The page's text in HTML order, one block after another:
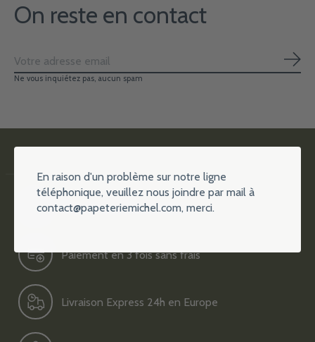
On reste en contact
Ne vous inquiétez pas, aucun spam
Plus de 15000 références
Paiement en 3 fois sans frais
Livraison Express 24h en Europe
En raison d'un problème sur notre ligne
téléphonique, veuillez nous joindre par mail à
contact@papeteriemichel.com, merci.